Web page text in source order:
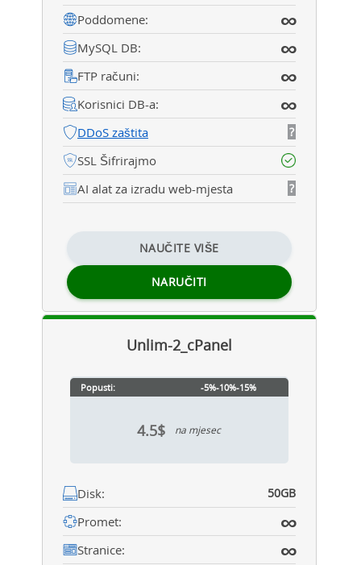
Poddomene: ∞
MySQL DB: ∞
FTP računi: ∞
Korisnici DB-a: ∞
DDoS zaštita ?
SSL Šifrirajmo
AI alat za izradu web-mjesta
?
NAUČITE VIŠE
NARUČITI
Unlim-2_cPanel
Popusti: -5%-10%-15%
4.5$ na mjesec
Disk: 50GB
Promet: ∞
Stranice: ∞